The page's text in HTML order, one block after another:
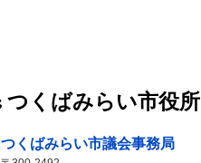
つくばみらい市役所
つくばみらい市議会事務局